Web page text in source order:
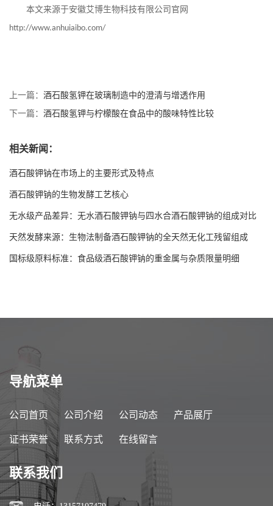
本文来源于安徽艾博生物科技有限公司官网
http://www.anhuiaibo.com/
上一篇： 酒石酸氢钾在玻璃制造中的澄清与增透作用
下一篇： 酒石酸氢钾与柠檬酸在食品中的酸味特性比较
相关新闻：
酒石酸钾钠在市场上的主要形式及特点
酒石酸钾钠的生物发酵工艺核心
无水级产品差异：无水酒石酸钾钠与四水合酒石酸钾钠的组成对比
天然发酵来源：生物法制备酒石酸钾钠的全天然无化工残留组成
国标级原料标准：食品级酒石酸钾钠的重金属与杂质限量明细
导航菜单
公司首页 公司介绍 公司动态 产品展厅
证书荣誉 联系方式 在线留言
联系我们